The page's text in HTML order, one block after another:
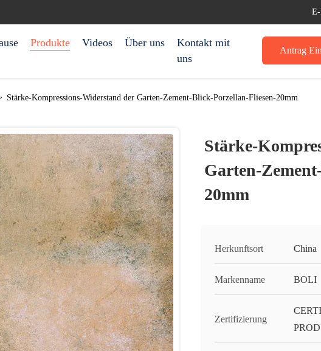
Produkte Videos Über uns
Kontakt mit
uns
Antrag
Stärke-Kompressions-Widerstand der Garten-Zement-Blick-Porzellan-Fliesen-20mm
Stärke-
Garten-
20mm
Herkunftsort China
Markenname BOLI
Zertifizierung